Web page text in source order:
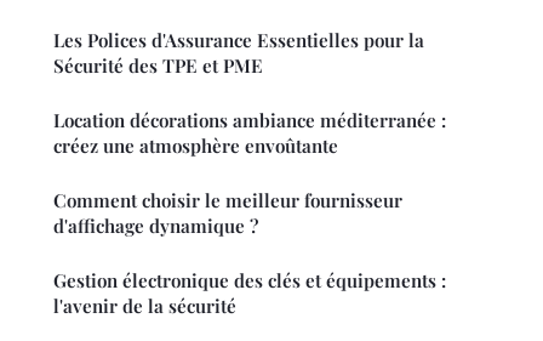
Les Polices d'Assurance Essentielles pour la
Sécurité des TPE et PME
Location décorations ambiance méditerranée :
créez une atmosphère envoûtante
Comment choisir le meilleur fournisseur
d'affichage dynamique ?
Gestion électronique des clés et équipements :
l'avenir de la sécurité